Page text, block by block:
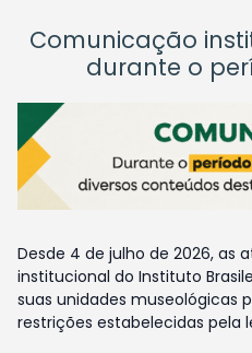
Comunicação
durante o
Desde 4 de julho de 2026, as
institucional do Instituto
suas unidades museológicas
restrições estabelecidas pela